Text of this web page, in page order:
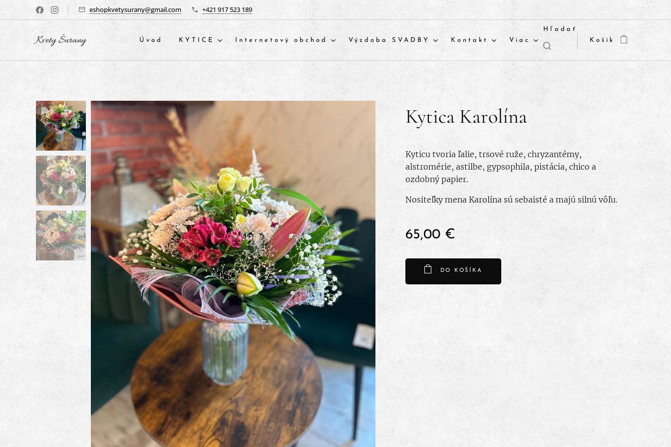
eshopkvetysurany@gmail.com +421 917 523 189
Kvety Šurany Úvod KYTICE Internetový obchod Výzdoba SVADBY Kontakt Viac
Hľadať
Košík
Kytica Karolína
Kyticu tvoria ľalie, trsové ruže, chryzantémy,
alstromérie, astilbe, gypsophila, pistácia, chico a
ozdobný papier.
Nositeľky mena Karolína sú sebaisté a majú silnú vôľu.
65,00 €
DO KOŠÍKA